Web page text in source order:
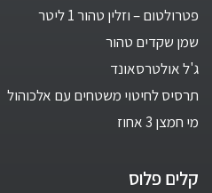
פטרולטום – וזלין טהור 1 ליטר
שמן שקדים טהור
ג'ל אולטרסאונד
תרסיס לחיטוי משטחים עם אלכוהול
מי חמצן 3 אחוז
קלים פלוס